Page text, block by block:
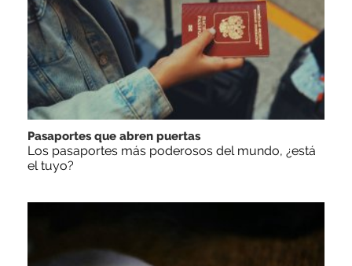
Pasaportes que abren puertas
Los pasaportes más poderosos del mundo, ¿está
el tuyo?